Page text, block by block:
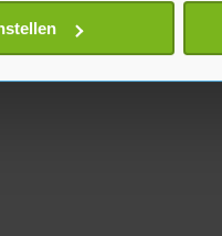
en stel uw voorkeuren